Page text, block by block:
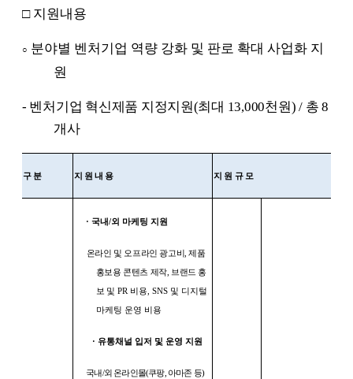
□ 지원내용
○ 분야별 벤처기업 역량 강화 및 판로 확대 사업화 지
원
- 벤처기업 혁신제품 지정지원(최대 13,000천원) / 총 8
개사
구분 지원내용 지원규모
·국내/외 마케팅 지원
온라인 및 오프라인 광고비,제품
홍보용 콘텐츠 제작,브랜드 홍
보 및PR 비용, SNS 및 디지털
마케팅 운영 비용
· 유통채널 입저 및 운영 지원
국내/외 온라인몰(쿠팡, 아마존 등)